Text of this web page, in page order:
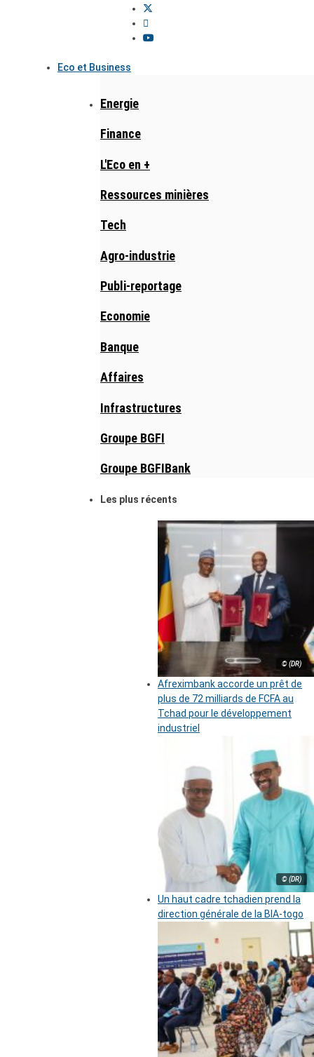
Eco et Business
Energie
Finance
L'Eco en +
Ressources minières
Tech
Agro-industrie
Publi-reportage
Economie
Banque
Affaires
Infrastructures
Groupe BGFI
Groupe BGFIBank
Les plus récents
© (DR)
Afreximbank accorde un prêt de
plus de 72 milliards de FCFA au
Tchad pour le développement
industriel
© (DR)
Un haut cadre tchadien prend la
direction générale de la BIA-togo